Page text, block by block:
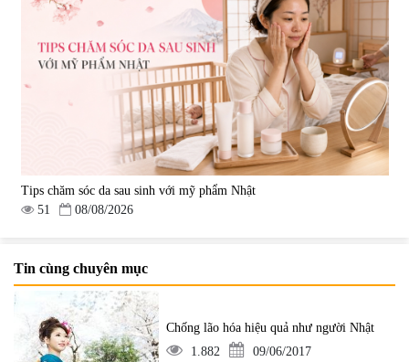
Tips chăm sóc da sau sinh với mỹ phẩm Nhật
51
08/08/2026
Tin cùng chuyên mục
Chống lão hóa hiệu quả như người Nhật
1.882
09/06/2017